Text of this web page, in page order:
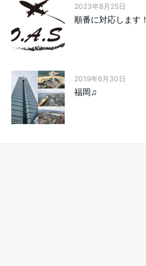
2023年8月25日
順番に対応します！
2019年6月30日
福岡♫